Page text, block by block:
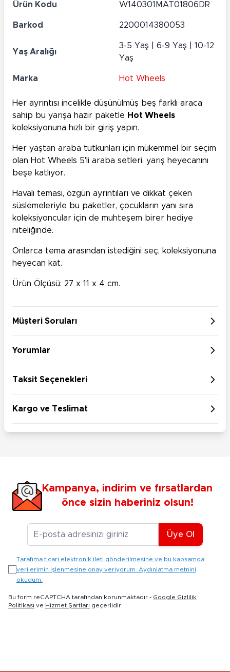
Ürün Kodu W140301MAT01806DR
Barkod 2200014380053
Yaş Aralığı
3-5 Yaş | 6-9 Yaş | 10-12
Yaş
Marka Hot Wheels
Her ayrıntısı incelikle düşünülmüş beş farklı araca
sahip bu yarışa hazır paketle Hot Wheels
koleksiyonuna hızlı bir giriş yapın.
Her yaştan araba tutkunları için mükemmel bir seçim
olan Hot Wheels 5'li araba setleri, yarış heyecanını
beşe katlıyor.
Havalı teması, özgün ayrıntıları ve dikkat çeken
süslemeleriyle bu paketler, çocukların yanı sıra
koleksiyoncular için de muhteşem birer hediye
niteliğinde.
Onlarca tema arasından istediğini seç, koleksiyonuna
heyecan kat.
Ürün Ölçüsü: 27 x 11 x 4 cm.
Müşteri Soruları
Yorumlar
Taksit Seçenekleri
Kargo ve Teslimat
Kampanya, indirim ve fırsatlardan
önce sizin haberiniz olsun!
E-posta Adresiniz
Üye Ol
Tarafıma ticari elektronik ileti gönderilmesine ve bu kapsamda
verilerimin işlenmesine onay veriyorum. Aydınlatma metnini
okudum.
Bu form reCAPTCHA tarafından korunmaktadır - Google Gizlilik
Politikası ve Hizmet Şartları geçerlidir.